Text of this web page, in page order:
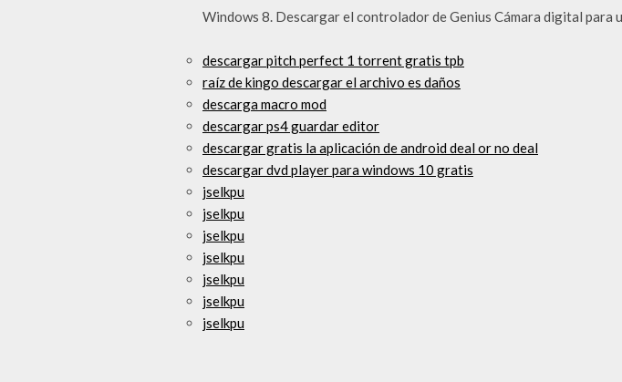
Windows 8. Descargar el controlador de Genius Cámara digital para
descargar pitch perfect 1 torrent gratis tpb
raíz de kingo descargar el archivo es daños
descarga macro mod
descargar ps4 guardar editor
descargar gratis la aplicación de android deal or no deal
descargar dvd player para windows 10 gratis
jselkpu
jselkpu
jselkpu
jselkpu
jselkpu
jselkpu
jselkpu